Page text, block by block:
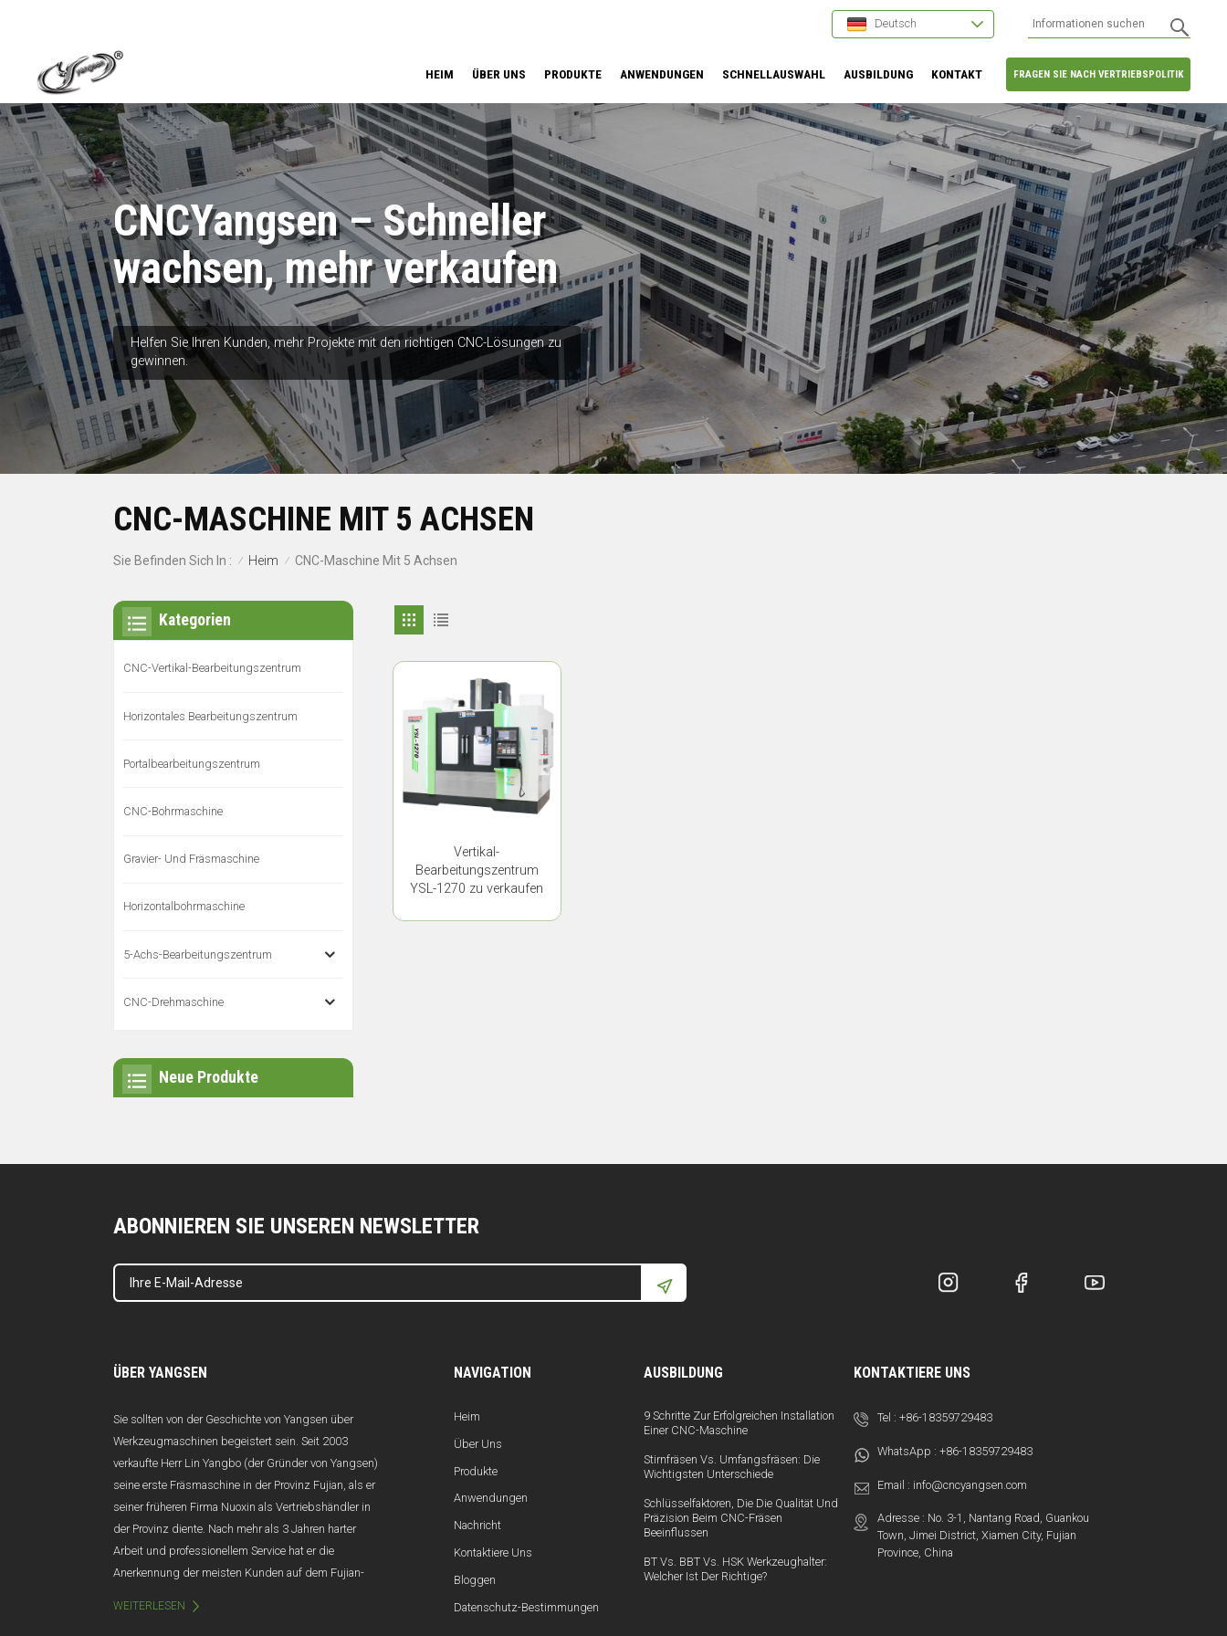
Deutsch
FRAGEN SIE NACH VERTRIEBSPOLITIK
HEIM ÜBER UNS PRODUKTE ANWENDUNGEN SCHNELLAUSWAHL AUSBILDUNG KONTAKT
CNCYangsen – Schneller
wachsen, mehr verkaufen
Helfen Sie Ihren Kunden, mehr Projekte mit den richtigen CNC-Lösungen zu
gewinnen.
CNC-MASCHINE MIT 5 ACHSEN
Sie Befinden Sich In : / Heim / CNC-Maschine Mit 5 Achsen
Vertikal-
Bearbeitungszentrum
YSL-1270 zu verkaufen
Kategorien
CNC-Vertikal-Bearbeitungszentrum
Horizontales Bearbeitungszentrum
Portalbearbeitungszentrum
CNC-Bohrmaschine
Gravier- Und Fräsmaschine
Horizontalbohrmaschine
5-Achs-Bearbeitungszentrum
CNC-Drehmaschine
Neue Produkte
ABONNIEREN SIE UNSEREN NEWSLETTER
ÜBER YANGSEN
Sie sollten von der Geschichte von Yangsen über
Werkzeugmaschinen begeistert sein. Seit 2003
verkaufte Herr Lin Yangbo (der Gründer von Yangsen)
seine erste Fräsmaschine in der Provinz Fujian, als er
seiner früheren Firma Nuoxin als Vertriebshändler in
der Provinz diente. Nach mehr als 3 Jahren harter
Arbeit und professionellem Service hat er die
Anerkennung der meisten Kunden auf dem Fujian-
100 Millionen Yuan. Leider wurde Nuoxin aufgrund
WEITERLESEN
NAVIGATION
Heim
Über Uns
Produkte
Anwendungen
Nachricht
Kontaktiere Uns
Bloggen
Datenschutz-Bestimmungen
AUSBILDUNG
9 Schritte Zur Erfolgreichen Installation
Einer CNC-Maschine
Stirnfräsen Vs. Umfangsfräsen: Die
Wichtigsten Unterschiede
Schlüsselfaktoren, Die Die Qualität Und
Präzision Beim CNC-Fräsen
Beeinflussen
BT Vs. BBT Vs. HSK Werkzeughalter:
Welcher Ist Der Richtige?
KONTAKTIERE UNS
Tel :+86-18359729483
WhatsApp :+86-18359729483
Email : info@cncyangsen.com
Adresse : No. 3-1, Nantang Road, Guankou
Town, Jimei District, Xiamen City, Fujian
Province, China